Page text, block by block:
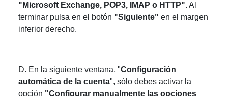
"Microsoft Exchange, POP3, IMAP o HTTP". Al
terminar pulsa en el botón "Siguiente" en el margen
inferior derecho.
D. En la siguiente ventana, "Configuración
automática de la cuenta", sólo debes activar la
opción "Configurar manualmente las opciones